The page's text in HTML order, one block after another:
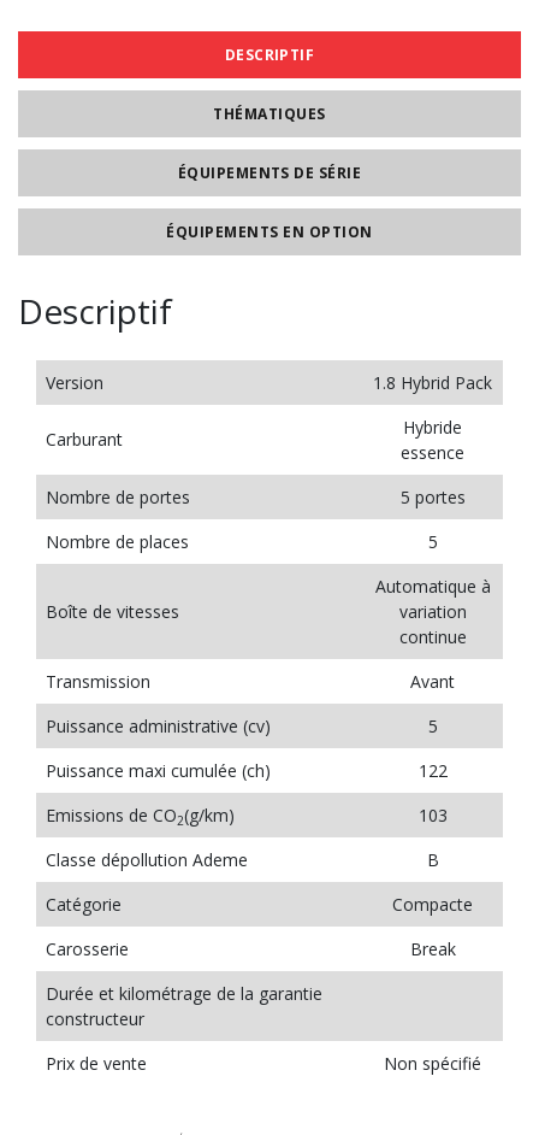
DESCRIPTIF
THÉMATIQUES
ÉQUIPEMENTS DE SÉRIE
ÉQUIPEMENTS EN OPTION
Descriptif
Version 1.8 Hybrid Pack
Carburant
Hybride
essence
Nombre de portes
5 portes
Nombre de places
5
Boîte de vitesses
Automatique à
variation
continue
Transmission
Avant
Puissance administrative (cv)
5
Puissance maxi cumulée (ch)
122
Emissions de CO2(g/km)
103
Classe dépollution Ademe
B
Catégorie
Compacte
Carosserie
Break
Durée et kilométrage de la garantie
constructeur
Prix de vente
Non spécifié